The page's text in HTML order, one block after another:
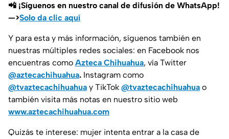
📲 ¡Síguenos en nuestro canal de difusión de WhatsApp!
—>Solo da clic aquí
Y para esta y más información, síguenos también en
nuestras múltiples redes sociales: en Facebook nos
encuentras como Azteca Chihuahua, vía Twitter
@aztecachihuahua. Instagram como
@tvaztecachihuahua y TikTok @tvaztecachihuahua o
también visita más notas en nuestro sitio web
www.aztecachihuahua.com
Quizás te interese: mujer intenta entrar a la casa de